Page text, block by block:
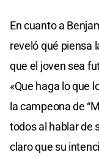
En cuanto a
reveló qué piensa
que el joven sea
«Que haga lo que
la campeona de
todos al hablar de
claro que su